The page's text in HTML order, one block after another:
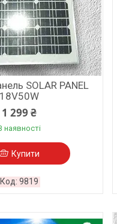
SOLAR PANEL
18V50W
1 299 ₴
наявності
Купити
9819